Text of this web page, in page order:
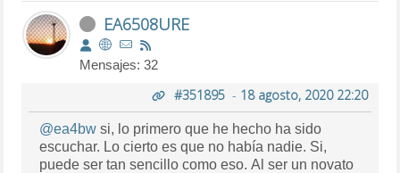
EA6508URE
Mensajes: 32
#351895- 18 agosto, 2020 22:20
@ea4bw si, lo primero que he hecho ha sido
escuchar. Lo cierto es que no había nadie. Si,
puede ser tan sencillo como eso. Al ser un novato